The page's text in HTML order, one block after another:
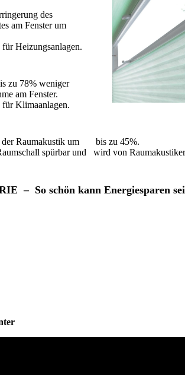
des
am Fenster um
Heizungsanlagen.
zu 78% weniger
am Fenster.
für Klimaanlagen.
der Raumakustik um bis
spürbar und wird von
– So schön kann Energiesparen